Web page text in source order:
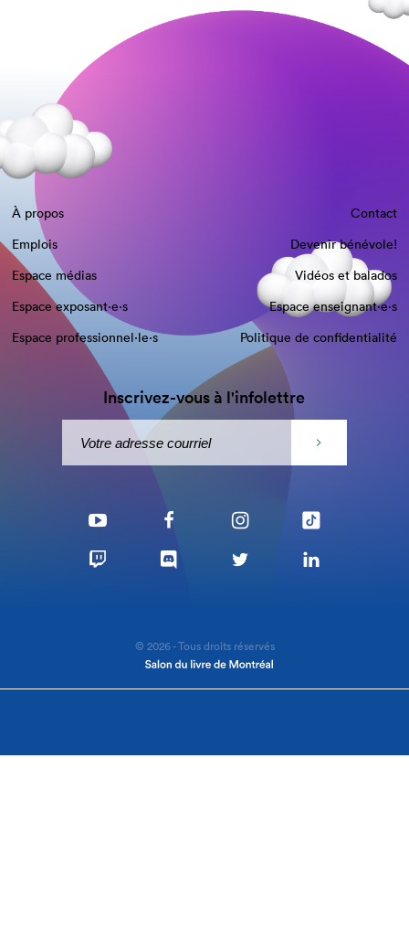
À propos
Contact
Emplois
Devenir bénévole!
Espace médias
Vidéos et balados
Espace exposant·e⋅s
Espace enseignant·e⋅s
Espace professionnel·le⋅s
Politique de confidentialité
Inscrivez-vous à l'infolettre
© 2026 - Tous droits réservés